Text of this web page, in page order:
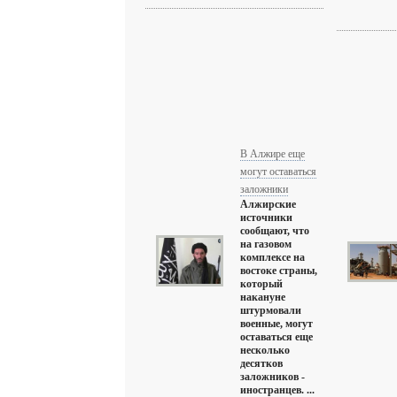
В Алжире еще
могут оставаться
заложники
Алжирские
источники
сообщают, что
на газовом
комплексе на
востоке страны,
который
накануне
штурмовали
военные, могут
оставаться еще
несколько
десятков
заложников -
иностранцев. ...